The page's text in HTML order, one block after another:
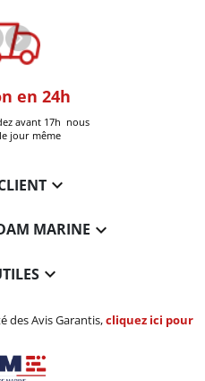
en 24h
avant 17h nous
jour même

MARINE 

des Avis Garantis,cliquez ici pour